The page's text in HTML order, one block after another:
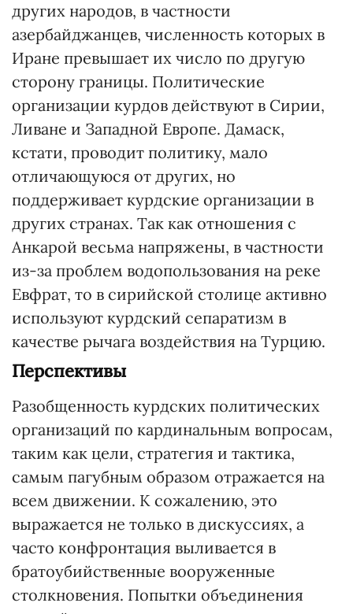
других народов, в частности
азербайджанцев, численность которых в
Иране превышает их число по другую
сторону границы. Политические
организации курдов действуют в Сирии,
Ливане и Западной Европе. Дамаск,
кстати, проводит политику, мало
отличающуюся от других, но
поддерживает курдские организации в
других странах. Так как отношения с
Анкарой весьма напряжены, в частности
из-за проблем водопользования на реке
Евфрат, то в сирийской столице активно
используют курдский сепаратизм в
качестве рычага воздействия на Турцию.
Перспективы
Разобщенность курдских политических
организаций по кардинальным вопросам,
таким как цели, стратегия и тактика,
самым пагубным образом отражается на
всем движении. К сожалению, это
выражается не только в дискуссиях, а
часто конфронтация выливается в
братоубийственные вооруженные
столкновения. Попытки объединения